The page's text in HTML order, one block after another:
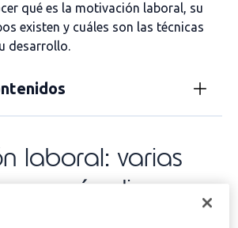
qué es la motivación laboral, su
existen y cuáles son las técnicas
desarrollo.
laboral: varias
según diversos